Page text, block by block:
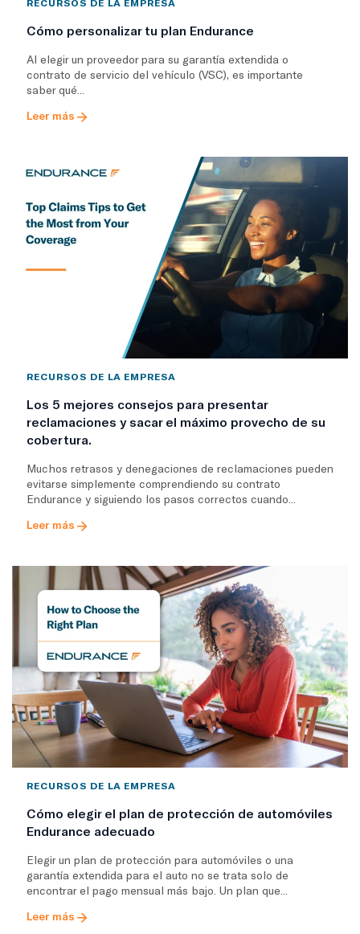
RECURSOS DE LA EMPRESA
Cómo personalizar tu plan Endurance
Al elegir un proveedor para su garantía extendida o
contrato de servicio del vehículo (VSC), es importante
saber qué...
Leer más
RECURSOS DE LA EMPRESA
Los 5 mejores consejos para presentar
reclamaciones y sacar el máximo provecho de su
cobertura.
Muchos retrasos y denegaciones de reclamaciones pueden
evitarse simplemente comprendiendo su contrato
Endurance y siguiendo los pasos correctos cuando...
Leer más
RECURSOS DE LA EMPRESA
Cómo elegir el plan de protección de automóviles
Endurance adecuado
Elegir un plan de protección para automóviles o una
garantía extendida para el auto no se trata solo de
encontrar el pago mensual más bajo. Un plan que...
Leer más